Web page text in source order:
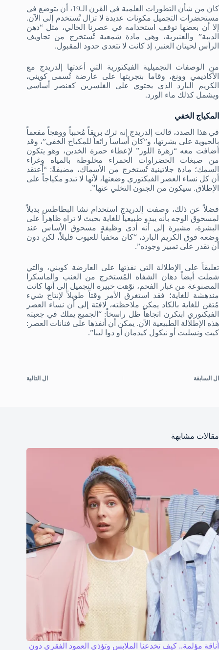
كان من شأن التطورات العلمية في القرن الـ19، أن يتوضع في
مستحضرات التجميل مكونات عديدة لا تزال تُستخدم إلى الآن.
إلا أن بعضها توقف استخدامه في عصرنا الحالي، مثل “دهن
الدببة” والعنبرية، وهي مادة شمعية تُستخرج من تجاويف
الرأس لحيتان العنبر، إذ كانت لا تتعدى حدود المقبول.
من الوصفات التجميلية الفيكتورية التي أعدتها إلدريدج مع
الأكاديمي وونغ، وقاما بتجربتها على عارضة تُسمى كويني،
الكريم البارد الذي يحتوي على الغلسرين كعنصر أساسي
ويشمل كذلك ماء الورد.
المكياج الخفي
في هذا الصدد، قالت إلدريدج إنه ترك بريقاً مُحبباً ووهجاً مفعماً
بالحيوية على بشرتها، و”كان أساساً رائعاً للمكياج الخفي”، وقد
أضافت معه “زهرة اللوز” لإعطاء حمرة الخدين، وهو يتكون
من صبغات الخضراوات الحمراء مخلوطة بالمياه وغراء
السمك؛ مادة جلاتينية تُستخرج من الأسماك، مضيفةً: “أعتقد
أن كل نساء العصر الفيكتوري وضعنها، لأنها لا تبدو مكياجاً على
الإطلاق. سيكون من الجنون التخلي عنها”.
فضلاً عن ذلك، وصفت إلدريدج استخدام نشا البطاطس بديلاً
لمسحوق الوجه بأنه يبدو طبيعياً للغاية بحيث لا تراه ظاهراً على
البشرة، مشيرة إلى أنه أدى وظيفة مسحوق الأساس عند
وضعه فوق الكريم البارد، “كان مخفياً للعيوب قليلاً، لكن دون
أن تقدر على تمييز وجوده”.
تعليقاً على الإطلالة التي نفذتها على العارضة كويني، والتي
شملت أيضاً دهان الشفاه المُستخرج من العنب والماسكرا
المصنوعة من غبار الفحم، نوّهت خبيرة التجميل إلى أنها كانت
مندهشة للغاية؛ فقد استغرق الأمر وقتاً طويلاً لإنتاج شيء
مُتقن للغاية بالكاد يمكن ملاحظته، لافتة إلى أن نساء العصر
الفيكتوري ابتكرن اتجاهاً ظل راسخاً: “الجميع يملك في جعبته
هذه الإطلالة الطبيعية الآن. يمكن أن أنفذها على فنانات العصر:
كيت ونسليت أو نيكول كيدمان أو دوا ليبا”.
ال السابقة ال التالية
مقالات مشابهة
أناقة مؤلمة.. كيف تخدعنا الملابس وتؤذي العمود الفقري دون